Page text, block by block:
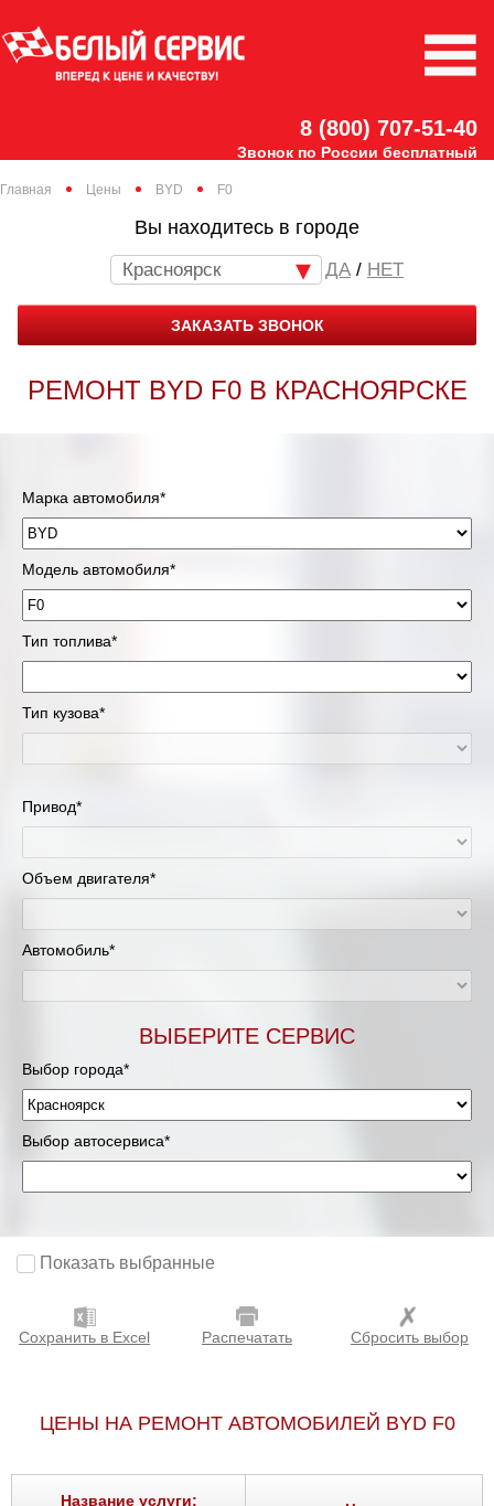
8 (800) 707-51-40
Звонок по России бесплатный
Главная Цены BYD F0
Вы находитесь в городе
Красноярск / НЕТ
ЗАКАЗАТЬ ЗВОНОК
РЕМОНТ BYD F0 В КРАСНОЯРСКЕ
Марка автомобиля*
Модель автомобиля*
Тип топлива*
Тип кузова*
Привод*
Объем двигателя*
Автомобиль*
ВЫБЕРИТЕ СЕРВИС
Выбор города*
Выбор автосервиса*
Показать выбранные
Сохранить в Excel Распечатать Сбросить выбор
ЦЕНЫ НА РЕМОНТ АВТОМОБИЛЕЙ BYD F0
Название услуги: